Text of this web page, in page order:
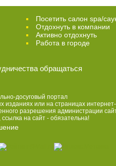
Посетить салон spa/
Отдохнуть в компании
Активно отдохнуть
Работа в городе
обращаться
досуговый портал
изданиях или на страницах интернет-
разрешения администрации
на сайт - обязательна!